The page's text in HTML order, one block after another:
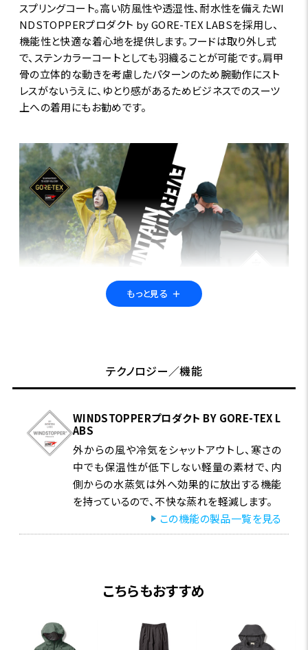
スプリングコート。高い防風性や透湿性、耐水性を備えたWI
NDSTOPPERプロダクト by GORE-TEX LABSを採用し、
機能性と快適な着心地を提供します。フードは取り外し式
で、ステンカラーコートとしても羽織ることが可能です。肩甲
骨の立体的な動きを考慮したパターンのため腕動作にスト
レスがないうえに、ゆとり感があるためビジネスでのスーツ
上への着用にもお勧めです。
もっと見る ＋
テクノロジー／機能
WINDSTOPPERプロダクト BY GORE-TEX L
ABS
外からの風や冷気をシャットアウトし、寒さの
中でも保温性が低下しない軽量の素材で、内
側からの水蒸気は外へ効果的に放出する機能
を持っているので、不快な蒸れを軽減します。
この機能の製品一覧を見る
こちらもおすすめ